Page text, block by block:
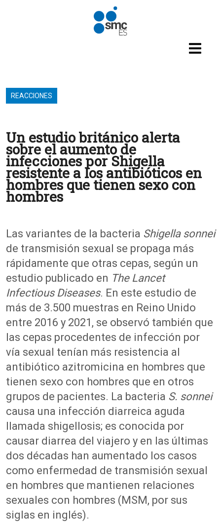
Pasar al contenido principal
REACCIONES
Un estudio británico alerta
sobre el aumento de
infecciones por Shigella
resistente a los antibióticos en
hombres que tienen sexo con
hombres
Las variantes de la bacteria Shigella sonnei
de transmisión sexual se propaga más
rápidamente que otras cepas, según un
estudio publicado en The Lancet
Infectious Diseases. En este estudio de
más de 3.500 muestras en Reino Unido
entre 2016 y 2021, se observó también que
las cepas procedentes de infección por
vía sexual tenían más resistencia al
antibiótico azitromicina en hombres que
tienen sexo con hombres que en otros
grupos de pacientes. La bacteria S. sonnei
causa una infección diarreica aguda
llamada shigellosis; es conocida por
causar diarrea del viajero y en las últimas
dos décadas han aumentado los casos
como enfermedad de transmisión sexual
en hombres que mantienen relaciones
sexuales con hombres (MSM, por sus
siglas en inglés).